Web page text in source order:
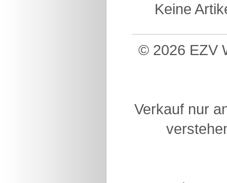
Keine
© 2026 EZV
Verkauf nur